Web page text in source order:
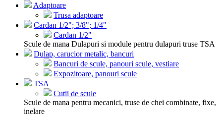
Adaptoare
Trusa adaptoare
Cardan 1/2"; 3/8"; 1/4"
Cardan 1/2"
Scule de mana Dulapuri si module pentru dulapuri truse TSA
Dulap, carucior metalic, bancuri
Bancuri de scule, panouri scule, vestiare
Expozitoare, panouri scule
TSA
Cutii de scule
Scule de mana pentru mecanici, truse de chei combinate, fixe,
inelare